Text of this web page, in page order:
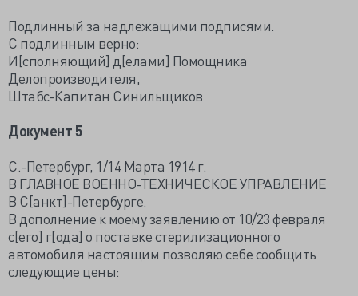
Подлинный за надлежащими подписями.
С подлинным верно:
И[сполняющий] д[елами] Помощника
Делопроизводителя,
Штабс-Капитан Синильщиков
Документ 5
С.-Петербург, 1/14 Марта 1914 г.
В ГЛАВНОЕ ВОЕННО-ТЕХНИЧЕСКОЕ УПРАВЛЕНИЕ
В С[анкт]-Петербурге.
В дополнение к моему заявлению от 10/23 февраля
с[его] г[ода] о поставке стерилизационного
автомобиля настоящим позволяю себе сообщить
следующие цены: